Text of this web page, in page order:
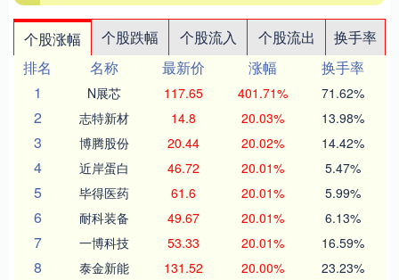
个股涨幅 个股跌幅 个股流入 个股流出
换手率
排名
名称 最新价 涨幅
换手率
1
N展芯 117.65 401.71% 71.62%
2 志特新材 14.8 20.03% 13.98%
3 博腾股份 20.44 20.02% 14.42%
4 近岸蛋白 46.72 20.01% 5.47%
5 毕得医药 61.6 20.01% 5.99%
6 耐科装备 49.67 20.01% 6.13%
7 一博科技 53.33 20.01% 16.59%
8 泰金新能 131.52 20.00% 23.23%